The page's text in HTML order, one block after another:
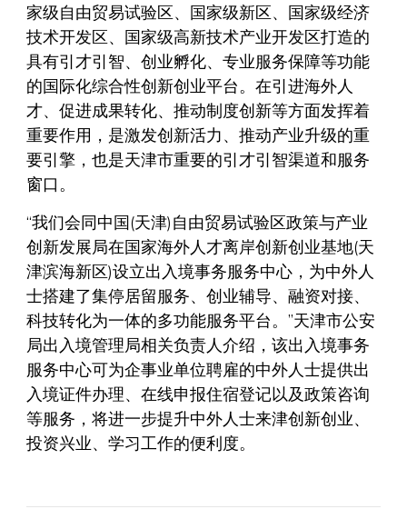
家级自由贸易试验区、国家级新区、国家级经济
技术开发区、国家级高新技术产业开发区打造的
具有引才引智、创业孵化、专业服务保障等功能
的国际化综合性创新创业平台。在引进海外人
才、促进成果转化、推动制度创新等方面发挥着
重要作用，是激发创新活力、推动产业升级的重
要引擎，也是天津市重要的引才引智渠道和服务
窗口。
“我们会同中国(天津)自由贸易试验区政策与产业
创新发展局在国家海外人才离岸创新创业基地(天
津滨海新区)设立出入境事务服务中心，为中外人
士搭建了集停居留服务、创业辅导、融资对接、
科技转化为一体的多功能服务平台。”天津市公安
局出入境管理局相关负责人介绍，该出入境事务
服务中心可为企事业单位聘雇的中外人士提供出
入境证件办理、在线申报住宿登记以及政策咨询
等服务，将进一步提升中外人士来津创新创业、
投资兴业、学习工作的便利度。